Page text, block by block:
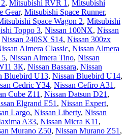
, Mitsubishi RVR 1 , Mitsubishi
Gear, Mitsubishi Space Runner,
Space Wagon 2, Mitsubishi
Toppo 3, Nissan 100NX, Nissan
Nissan 240SX S14, Nissan 300zx
Almera Classic, Nissan Almera
, Nissan Almera Tino, Nissan
ЗК, Nissan Bassara, Nissan
Bluebird U13, Nissan Bluebird U14,
Cedric Y34, Nissan Cefiro A31 ,
Cube Z11 , Nissan Datsun D21 ,
Elgrand E51 , Nissan Expert,
Largo, Nissan Liberty, Nissan
A33, Nissan Micra K11 ,
Murano Z50, Nissan Murano Z51 ,